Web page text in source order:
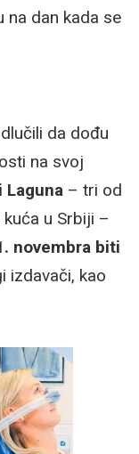
na dan kada se
da dođu
na svoj
Laguna – tri od
u Srbiji –
novembra biti
izdavači, kao